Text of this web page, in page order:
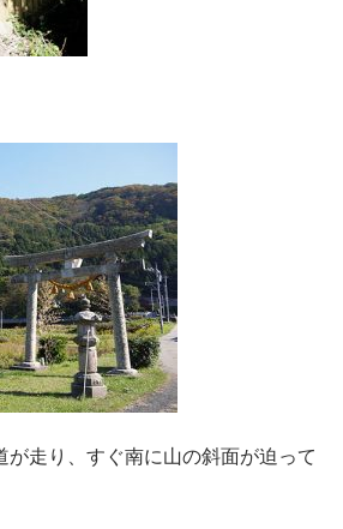
が走り、すぐ南に山の斜面が迫って